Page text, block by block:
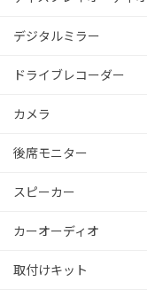
デジタルミラー
ドライブレコーダー
カメラ
後席モニター
スピーカー
カーオーディオ
取付けキット